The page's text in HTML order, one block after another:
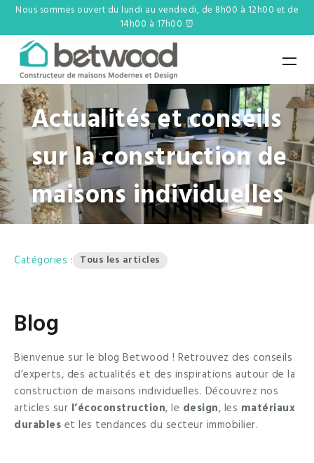
Nous sommes ouvert du lundi au vendredi, de 8h00 à 12h00 et de
14h00 à 17h00 ⏰
Actualités et conseils
sur la construction de
maisons individuelles
Catégories : Tous les articles
Blog
Bienvenue sur le blog Betwood ! Retrouvez des conseils
d’experts, des actualités et des inspirations autour de la
construction de maisons individuelles. Découvrez nos
articles sur l’écoconstruction, le design, les matériaux
durables et les tendances du secteur immobilier.